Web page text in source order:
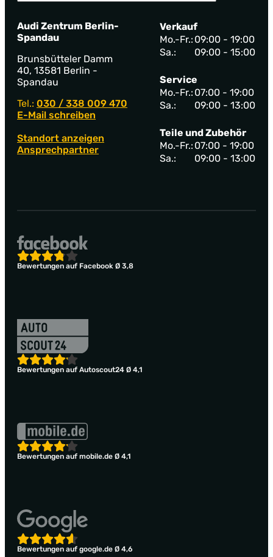
Audi Zentrum Berlin-
Spandau
Brunsbütteler Damm
40, 13581 Berlin -
Spandau
Tel.: 030 / 338 009 470
E-Mail schreiben
Standort anzeigen
Ansprechpartner
Verkauf
Mo.-Fr.: 09:00 - 19:00
Sa.:
09:00 - 15:00
Service
Mo.-Fr.: 07:00 - 19:00
Sa.:
09:00 - 13:00
Teile und Zubehör
Mo.-Fr.: 07:00 - 19:00
Sa.:
09:00 - 13:00
Bewertungen auf Facebook Ø 3,8
Bewertungen auf Autoscout24 Ø 4,1
Bewertungen auf mobile.de Ø 4,1
Bewertungen auf google.de Ø 4,6